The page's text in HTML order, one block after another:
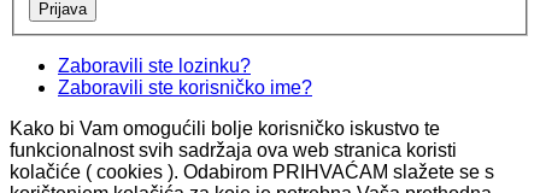
Zaboravili ste lozinku?
Zaboravili ste korisničko ime?
Kako bi Vam omogućili bolje korisničko iskustvo te
funkcionalnost svih sadržaja ova web stranica koristi
kolačiće ( cookies ). Odabirom PRIHVAĆAM slažete se s